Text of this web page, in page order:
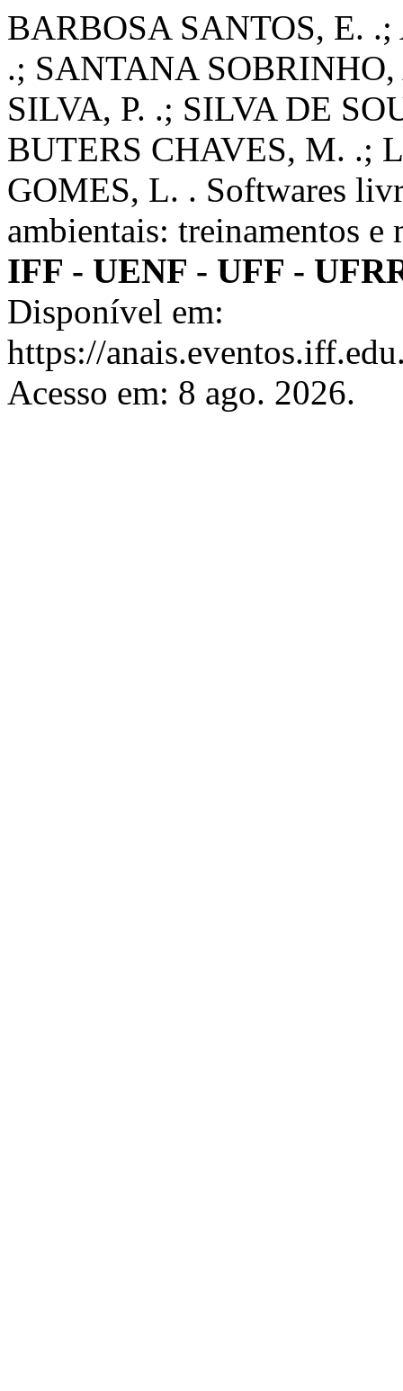
BARBOSA SANTOS, E.
.; SANTANA
SILVA, P. .; SILVA DE
BUTERS CHAVES, M. .;
GOMES, L. . Softwares
ambientais: treinamentos
IFF - UENF - UFF -
Disponível em:
https://
Acesso em: 8 ago. 2026.